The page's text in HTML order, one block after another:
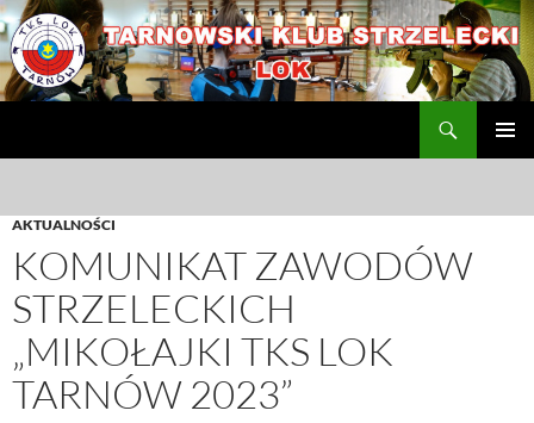
Przejdź
do
treści
AKTUALNOŚCI
KOMUNIKAT ZAWODÓW
STRZELECKICH
„MIKOŁAJKI TKS LOK
TARNÓW 2023”